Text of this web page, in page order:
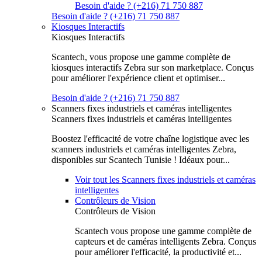
Besoin d'aide ? (+216) 71 750 887
Besoin d'aide ? (+216) 71 750 887
Kiosques Interactifs
Kiosques Interactifs
Scantech, vous propose une gamme complète de
kiosques interactifs Zebra sur son marketplace. Conçus
pour améliorer l'expérience client et optimiser...
Besoin d'aide ? (+216) 71 750 887
Scanners fixes industriels et caméras intelligentes
Scanners fixes industriels et caméras intelligentes
Boostez l'efficacité de votre chaîne logistique avec les
scanners industriels et caméras intelligentes Zebra,
disponibles sur Scantech Tunisie ! Idéaux pour...
Voir tout les Scanners fixes industriels et caméras
intelligentes
Contrôleurs de Vision
Contrôleurs de Vision
Scantech vous propose une gamme complète de
capteurs et de caméras intelligents Zebra. Conçus
pour améliorer l'efficacité, la productivité et...